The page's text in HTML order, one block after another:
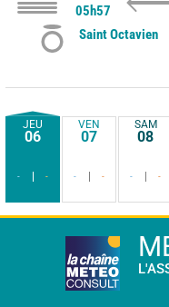
05h57
Saint Octavien
JEU
06
- -
VEN
07
- -
SAM
08
- -